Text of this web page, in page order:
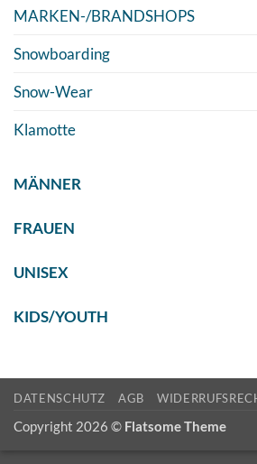
MARKEN-/BRANDSHOPS
Snowboarding
Snow-Wear
Klamotte
MÄNNER
FRAUEN
UNISEX
KIDS/YOUTH
DATENSCHUTZ AGB
Copyright 2026 © Flatsome Theme